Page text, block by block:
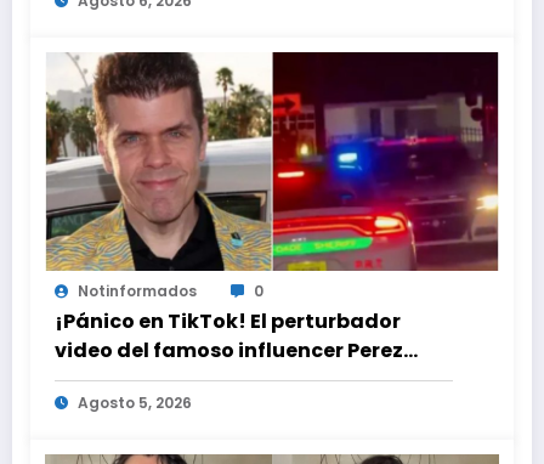
Notinformados 0
¡Pánico en TikTok! El perturbador
video del famoso influencer Perez
Hilton que obligó a sus fans a pedir
ayuda médica
Agosto 5, 2026